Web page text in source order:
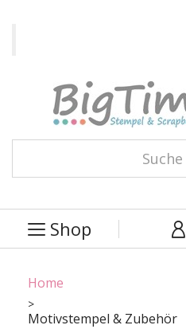
 Shop 
Home
Motivstempel & Zubehör